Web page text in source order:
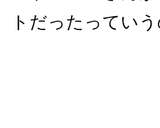
トだったってい